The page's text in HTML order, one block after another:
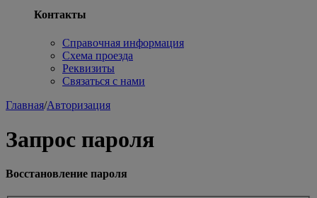
Контакты
Справочная информация
Схема проезда
Реквизиты
Связаться с нами
Главная/Авторизация
Запрос пароля
Восстановление пароля